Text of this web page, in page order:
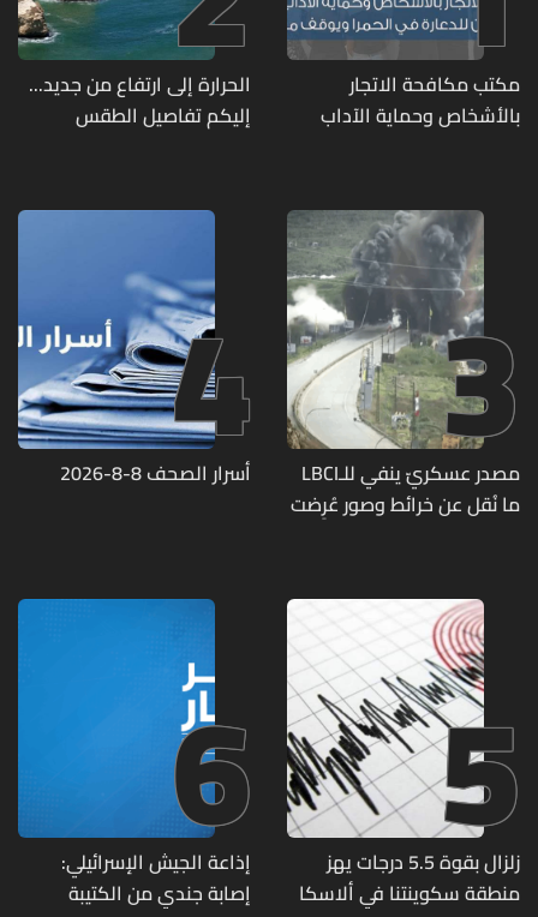
مكتب مكافحة الاتجار
بالأشخاص وحماية الآداب
متورطين
الحرارة إلى ارتفاع من جديد...
إليكم تفاصيل الطقس
3
مصدر عسكريّ ينفي للـLBCI
ما نُقل عن خرائط وصور عُرِضت
تحت الأرض
4
أسرار الصحف 8-8-2026
5
زلزال بقوة 5.5 درجات يهز
منطقة سكوينتنا في ألاسكا
6
إذاعة الجيش الإسرائيلي:
إصابة جندي من الكتيبة